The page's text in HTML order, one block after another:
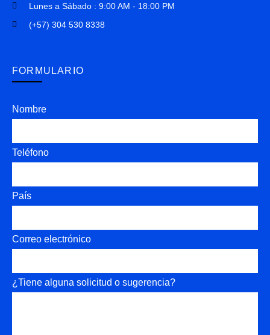
Lunes a Sábado : 9:00 AM - 18:00 PM
(+57) 304 530 8338
FORMULARIO
Nombre
Teléfono
País
Correo electrónico
¿Tiene alguna solicitud o sugerencia?